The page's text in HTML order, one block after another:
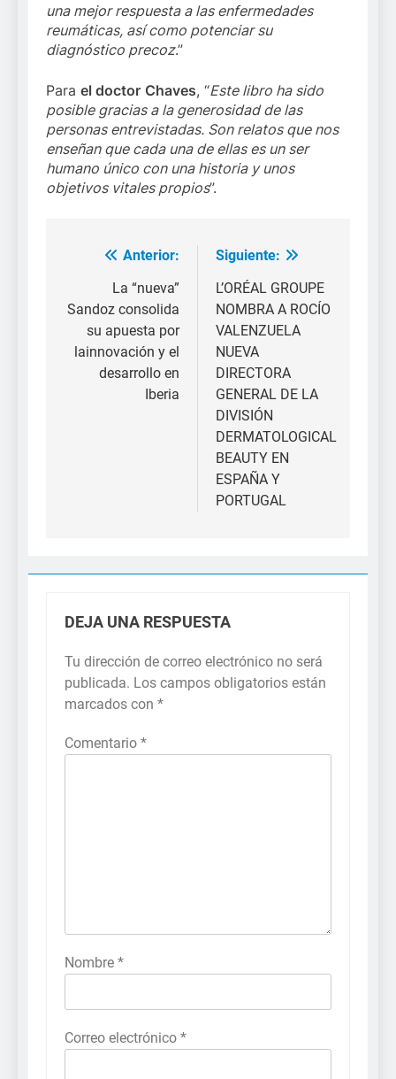
una mejor respuesta a las enfermedades
reumáticas, así como potenciar su
diagnóstico precoz.”
Para el doctor Chaves, “Este libro ha sido
posible gracias a la generosidad de las
personas entrevistadas. Son relatos que nos
enseñan que cada una de ellas es un ser
humano único con una historia y unos
objetivos vitales propios”.
Navegación
entradas
Anterior:
La “nueva”
Sandoz consolida
su apuesta por
lainnovación y el
desarrollo en
Iberia
Siguiente:
L’ORÉAL GROUPE
NOMBRA A ROCÍO
VALENZUELA
NUEVA
DIRECTORA
GENERAL DE LA
DIVISIÓN
DERMATOLOGICAL
BEAUTY EN
ESPAÑA Y
PORTUGAL
DEJA UNA RESPUESTA
Tu dirección de correo electrónico no será
publicada. Los campos obligatorios están
marcados con *
Comentario *
Nombre *
Correo electrónico *